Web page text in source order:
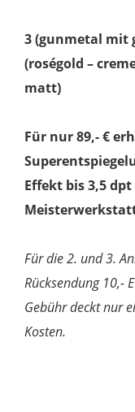
3 (gunmetal mit
(roségold –
matt)
Für nur 89,- €
Effekt bis 3,5
Für die 2. und 3.
Rücksendung 10,-
Gebühr deckt nur
Kosten.